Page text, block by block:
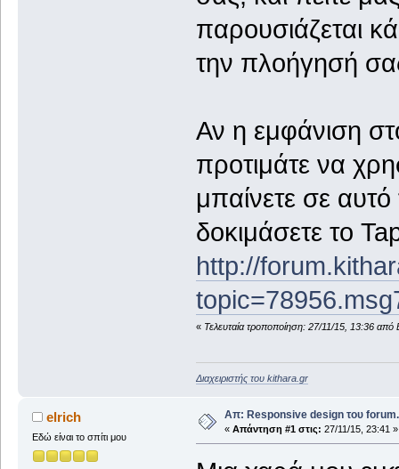
παρουσιάζεται
την πλοήγησή
Αν η εμφάνιση
προτιμάτε να
μπαίνετε σε
δοκιμάσετε το
http://
« Τελευταία τροποποίηση: 27/11/15, 13:36 από
Διαχειριστής του kithara.gr
elrich
Εδώ είναι το σπίτι μου
Απ: Responsive design του
« Απάντηση #1 στις: 27/11/15, 23:41 »